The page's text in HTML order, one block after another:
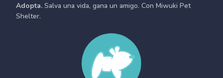
Adopta. Salva una vida, gana un amigo. Con Miwuki Pet
Shelter.